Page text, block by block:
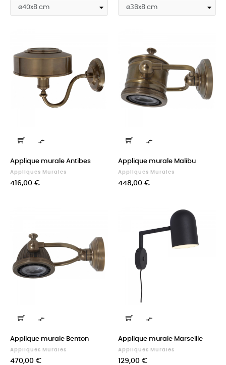

Applique murale Antibes
Appliques Murales
Prix
416,00 €

Applique murale Malibu
Appliques Murales
Prix
448,00 €

Applique murale Benton
Appliques Murales
Prix
470,00 €

Applique murale Marseille
Appliques Murales
Prix
129,00 €